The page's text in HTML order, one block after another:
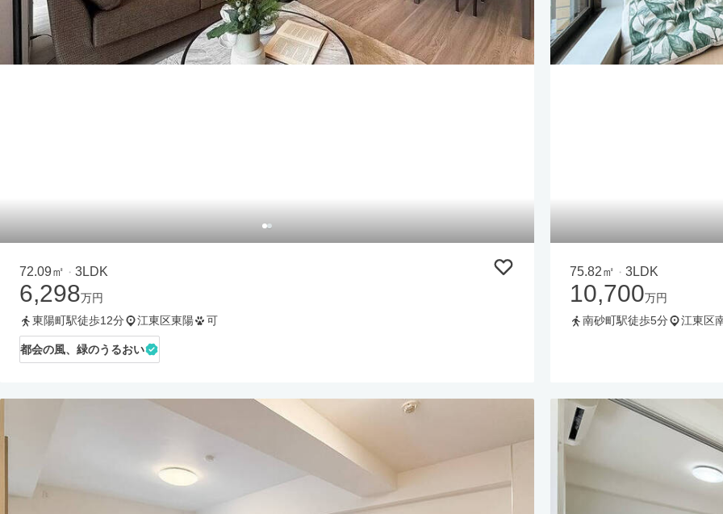
72.09㎡ ・ 3LDK
6,298万円
東陽町駅徒歩12分
江東区東陽 可
都会の風、緑のうるおい
75.82㎡ ・ 3LDK
10,700万円
南砂町駅徒歩5分
江東区